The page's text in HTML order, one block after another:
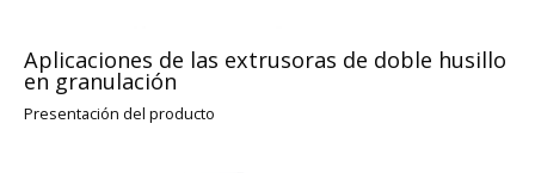
Aplicaciones de las extrusoras de doble husillo
en granulación
Presentación del producto